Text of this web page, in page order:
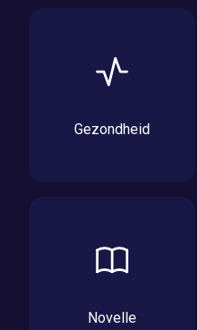
Gezondheid
Novelle